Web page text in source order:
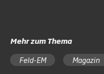
Mehr zum Thema
Feld-EM
Magazin